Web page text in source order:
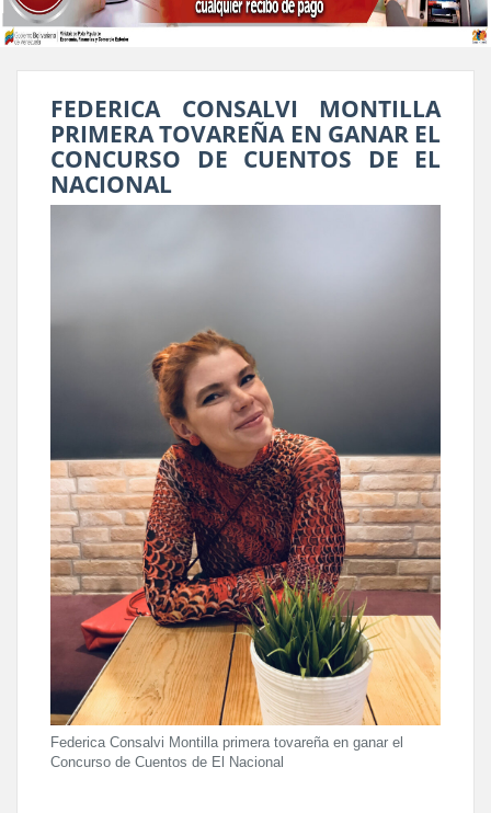
FEDERICA CONSALVI MONTILLA
PRIMERA TOVAREÑA EN GANAR EL
CONCURSO DE CUENTOS DE EL
NACIONAL
Federica Consalvi Montilla primera tovareña en ganar el
Concurso de Cuentos de El Nacional